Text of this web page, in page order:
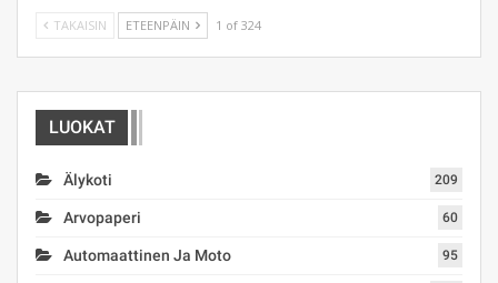
TAKAISIN ETEENPÄIN 1 of 324
LUOKAT
Älykoti 209
Arvopaperi 60
Automaattinen Ja Moto 95